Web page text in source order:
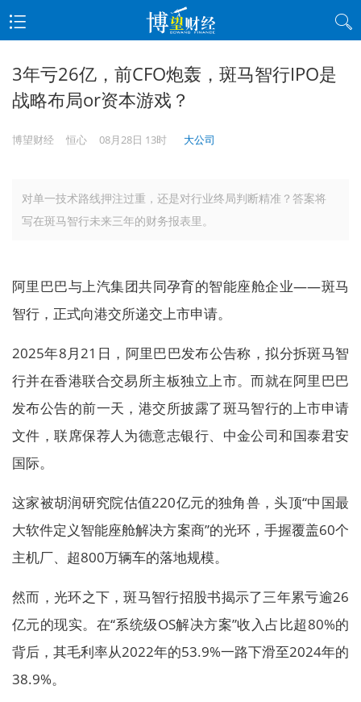
3年亏26亿，前CFO炮轰，斑马智行IPO是
战略布局or资本游戏？
博望财经 恒心 08月28日 13时 大公司
对单一技术路线押注过重，还是对行业终局判断精准？答案将
写在斑马智行未来三年的财务报表里。
阿里巴巴与上汽集团共同孕育的智能座舱企业——斑马
智行，正式向港交所递交上市申请。
2025年8月21日，阿里巴巴发布公告称，拟分拆斑马智
行并在香港联合交易所主板独立上市。而就在阿里巴巴
发布公告的前一天，港交所披露了斑马智行的上市申请
文件，联席保荐人为德意志银行、中金公司和国泰君安
国际。
这家被胡润研究院估值220亿元的独角兽，头顶“中国最
大软件定义智能座舱解决方案商”的光环，手握覆盖60个
主机厂、超800万辆车的落地规模。
然而，光环之下，斑马智行招股书揭示了三年累亏逾26
亿元的现实。在“系统级OS解决方案”收入占比超80%的
背后，其毛利率从2022年的53.9%一路下滑至2024年的
38.9%。